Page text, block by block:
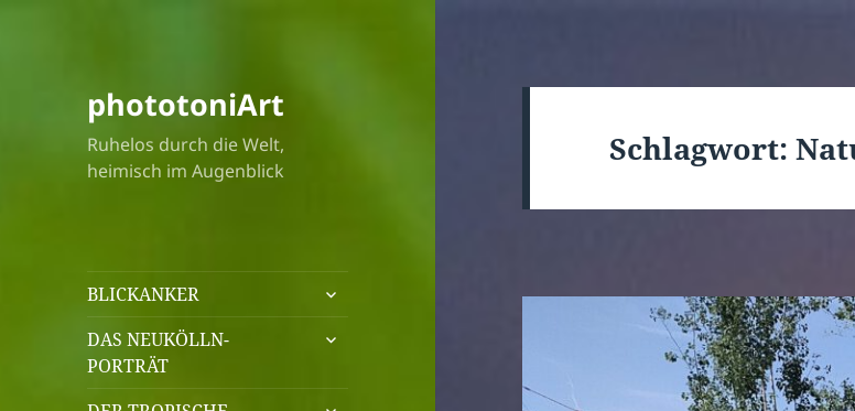
phototoniArt
Ruhelos durch die Welt,
heimisch im Augenblick
BLICKANKER
untermenü
öffnen
DAS NEUKÖLLN-
PORTRÄT
untermenü
untermenü
Schlagwort: